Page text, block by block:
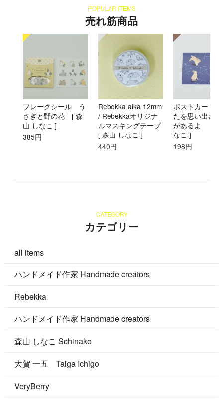
POPULAR ITEMS
売れ筋商品
フレークシール う
さぎと野の花 [ 森
山 しなこ ]
385円
Rebekka aika 12mm
/ Rebekkaオリジナ
ルマスキングテープ
[ 森山 しなこ ]
440円
ポストカード
たを思い出さ
があるよ [ 森
なこ ]
198円
CATEGORY
カテゴリー
all items
ハンドメイド作家 Handmade creators
Rebekka
ハンドメイド作家 Handmade creators
森山 しなこ Schinako
大賀 一五 Taiga Ichigo
VeryBerry